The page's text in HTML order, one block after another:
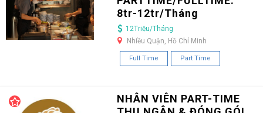
8tr-12tr/Tháng
12Triệu/Tháng
Nhiều Quận, Hồ Chí Minh
Full Time Part Time
NHÂN VIÊN PART-TIME